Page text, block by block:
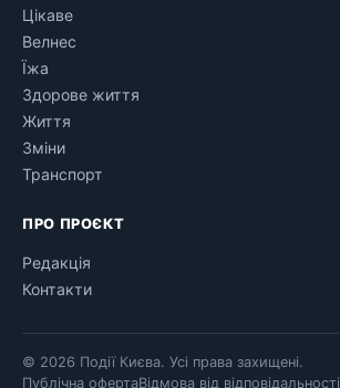
Цікаве
Велнес
Їжа
Здорове життя
Життя
Зміни
Транспорт
ПРО ПРОЄКТ
Редакція
Контакти
© 2026 Події Києва. Усі права захищені.
Публічна офертаВідмова від відповідальності